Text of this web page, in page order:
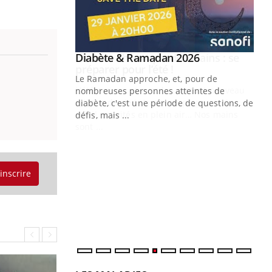
: se
tout nouveau
piscine,
Nos mains
Youtube
Diabète & Ramadan 2026Youtube
Le Ramadan approche, et, pour de
nombreuses personnes atteintes de
diabète, c'est une période de questions, de
défis, mais ...